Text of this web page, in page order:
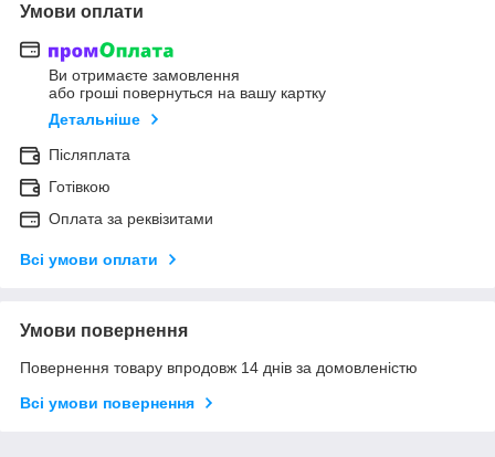
Умови оплати
Ви отримаєте замовлення
або гроші повернуться на вашу картку
Детальніше
Післяплата
Готівкою
Оплата за реквізитами
Всі умови оплати
Умови повернення
Повернення товару впродовж 14 днів за домовленістю
Всі умови повернення